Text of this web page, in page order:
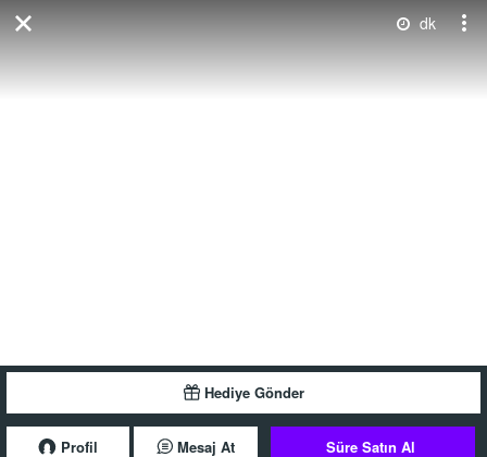
dk
Hediye Gönder
Profil Mesaj At Süre Satın Al